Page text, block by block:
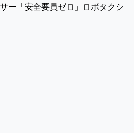
ー「安全要員ゼロ」ロボタクシ